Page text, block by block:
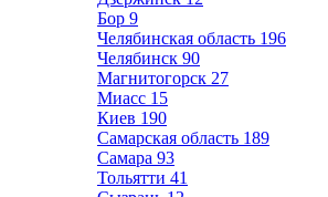
Бор 9
Челябинская область 196
Челябинск 90
Магнитогорск 27
Миасс 15
Киев 190
Самарская область 189
Самара 93
Тольятти 41